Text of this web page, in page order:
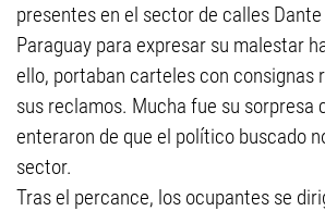
presentes en el sector de calles
Paraguay para expresar su malestar
ello, portaban carteles con consignas
sus reclamos. Mucha fue su sorpresa
enteraron de que el político buscado
sector.
Tras el percance, los ocupantes se